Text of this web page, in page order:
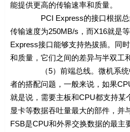
能提供更高的传输速率和质量。
PCI Express的接口根据总线位
传输速度为250MB/s，而X16就是
Express接口能够支持热拔插。同
和质量，它们之间的差异与半双工
（5）前端总线。微机系统中，
者的搭配问题，一般来说，如果
就是说，需要主板和CPU都支持某
显卡等数据吞吐量最大的部件，并
FSB是CPU和外界交换数据的最主